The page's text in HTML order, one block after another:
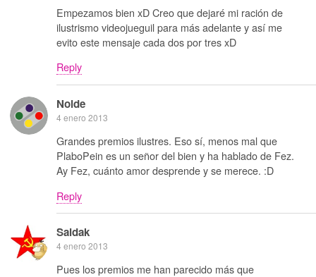
Empezamos bien xD Creo que dejaré mi ración de
ilustrismo videojueguil para más adelante y así me
evito este mensaje cada dos por tres xD
Reply
Noide
4 enero 2013
Grandes premios ilustres. Eso sí, menos mal que
PlaboPein es un señor del bien y ha hablado de Fez.
Ay Fez, cuánto amor desprende y se merece. :D
Reply
Saidak
4 enero 2013
Pues los premios me han parecido más que